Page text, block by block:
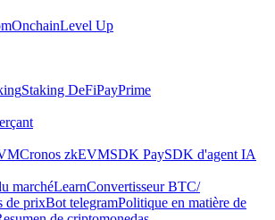
OnchainLevel Up
Staking DeFiPayPrime
Cronos zkEVMSDK PaySDK d'agent IA
marchéLearnConvertisseur BTC/
de prixBot telegramPolitique en matière de